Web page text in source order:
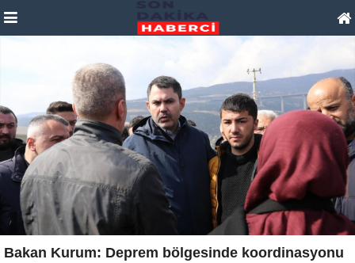
Bakan Kurum: Deprem bölgesinde koordinasyonu